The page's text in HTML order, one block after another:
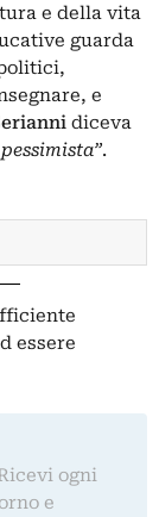
e della vita
guarda
e
diceva
.
essere
ogni
e